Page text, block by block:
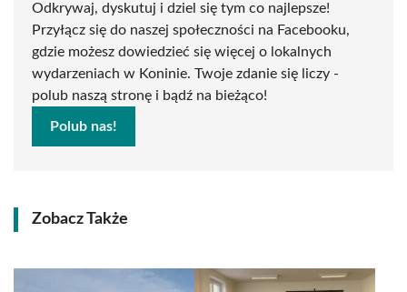
Odkrywaj, dyskutuj i dziel się tym co najlepsze!
Przyłącz się do naszej społeczności na Facebooku,
gdzie możesz dowiedzieć się więcej o lokalnych
wydarzeniach w Koninie. Twoje zdanie się liczy -
polub naszą stronę i bądź na bieżąco!
Polub nas!
Zobacz Także